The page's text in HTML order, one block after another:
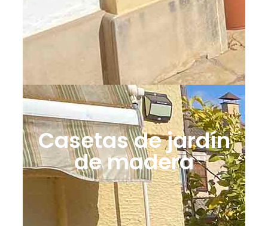
Casetas de jardín
de madera